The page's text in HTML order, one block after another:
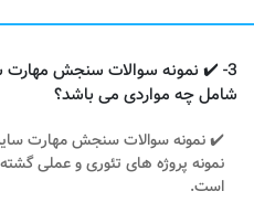
3- ✔️ نمونه سوالات سنجش
شامل چه مواردی می باشد؟
✔️ نمونه سوالات سنجش مهارت
نمونه پروژه های تئوری و عملی
است.